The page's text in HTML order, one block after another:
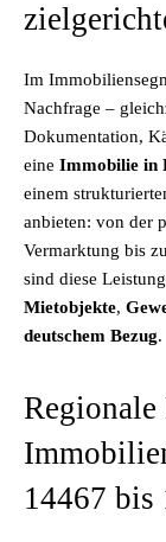
Im
Nachfrage –
Dokumentation,
eine Immobilie in
einem
anbieten: von der
Vermarktung bis
sind diese
Mietobjekte,
deutschem Bezug.
14467 bis